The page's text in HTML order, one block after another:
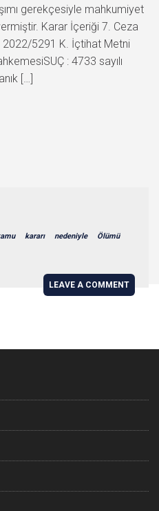
gerekçesiyle mahkumiyet
Karar İçeriği 7. Ceza
5291 K. İçtihat Metni
: 4733 sayılı
[…]
kararı nedeniyle Ölümü
LEAVE A COMMENT